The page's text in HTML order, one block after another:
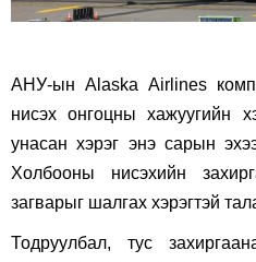
АНУ-ын Alaska Airlines
нисэх онгоцны хажуугийн
унасан хэрэг энэ сарын
Холбооны нисэхийн
загварыг шалгах хэрэгтэй
Тодруулбал, тус